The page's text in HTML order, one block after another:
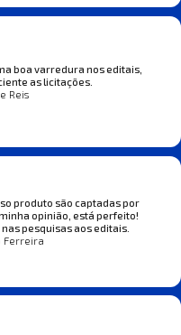
boa varredura nos editais,
as licitações.
Reis
produto são captadas por
opinião, está perfeito!
pesquisas aos editais.
Ferreira